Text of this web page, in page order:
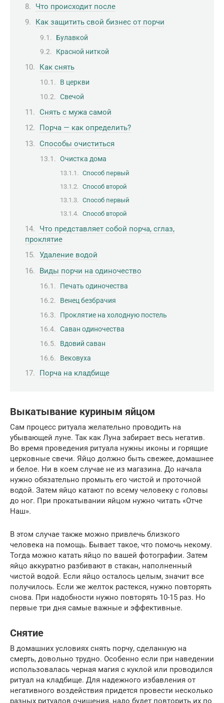
Что происходит после
Как защитить свой бизнес от порчи
Булавкой
Красной ниткой
Как снять
В церкви
Свечой
Снять с мужа самой
Порча — как определить?
Способы очиститься
Очистка дома
Способ первый
Способ второй
Способ первый
Способ второй
Что представляет собой порча, сглаз,
проклятие
Удаление водой
Виды порчи на одиночество
Печать одиночества
Венец безбрачия
Проклятие на холодную постель
Саван одиночества
Вдовий саван
Вековуха
Порча на кладбище
Выкатывание куриным яйцом
Сам процесс ритуала желательно проводить на
убывающей луне. Так как Луна забирает весь негатив.
Во время проведения ритуала нужны иконы и горящие
церковные свечи. Яйцо должно быть свежее, домашнее
и белое. Ни в коем случае не из магазина. До начала
нужно обязательно промыть его чистой и проточной
водой. Затем яйцо катают по всему человеку с головы
до ног. При прокатывании яйцом нужно читать «Отче
Наш».
В этом случае также можно привлечь близкого
человека на помощь. Бывает такое, что помочь некому.
Тогда можно катать яйцо по вашей фотографии. Затем
яйцо аккуратно разбивают в стакан, наполненный
чистой водой. Если яйцо осталось целым, значит все
получилось. Если же желток растекся, нужно повторять
снова. При надобности нужно повторять 10-15 раз. Но
первые три дня самые важные и эффективные.
Снятие
В домашних условиях снять порчу, сделанную на
смерть, довольно трудно. Особенно если при наведении
использовалась черная магия с куклой или проводился
ритуал на кладбище. Для надежного избавления от
негативного воздействия придется провести несколько
разных ритуалов очищения, надо будет повторить их по